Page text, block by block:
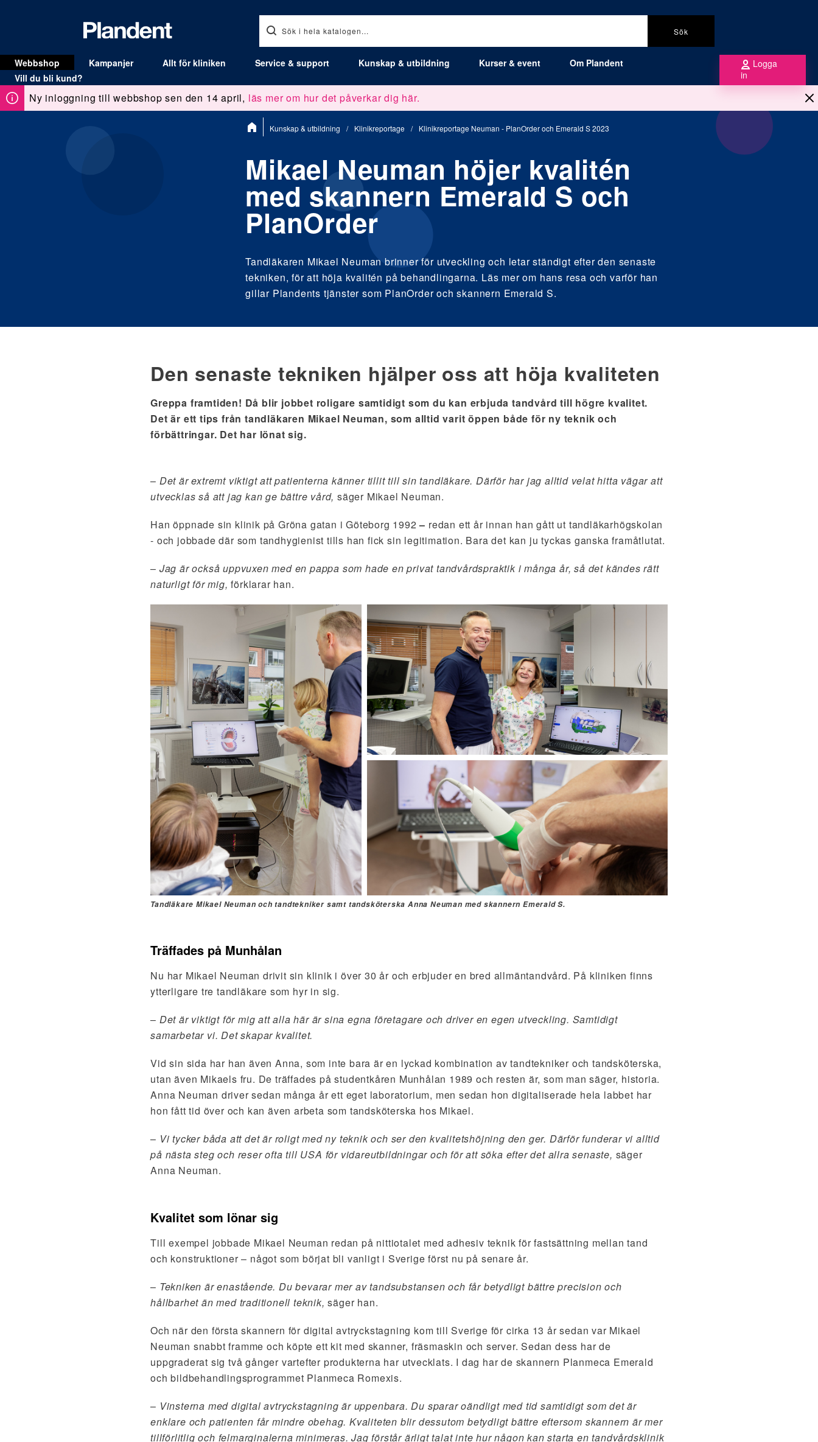
Sök
Webbshop Kampanjer Allt för kliniken Service & support Kunskap & utbildning Kurser & event
Om Plandent
Vill du bli kund?
Logga
in
Ny inloggning till webbshop sen den 14 april, läs mer om hur det påverkar dig här.
Du
är Kunskap & utbildning / Klinikreportage / Klinikreportage Neuman - PlanOrder och Emerald S 2023
Mikael Neuman höjer kvalitén
med skannern Emerald S och
PlanOrder
Tandläkaren Mikael Neuman brinner för utveckling och letar ständigt efter den senaste
tekniken, för att höja kvalitén på behandlingarna. Läs mer om hans resa och varför han
gillar Plandents tjänster som PlanOrder och skannern Emerald S.
Den senaste tekniken hjälper oss att höja kvaliteten
Greppa framtiden! Då blir jobbet roligare samtidigt som du kan erbjuda tandvård till högre kvalitet.
Det är ett tips från tandläkaren Mikael Neuman, som alltid varit öppen både för ny teknik och
förbättringar. Det har lönat sig.
– Det är extremt viktigt att patienterna känner tillit till sin tandläkare. Därför har jag alltid velat hitta vägar att
utvecklas så att jag kan ge bättre vård, säger Mikael Neuman.
Han öppnade sin klinik på Gröna gatan i Göteborg 1992– redan ett år innan han gått ut tandläkarhögskolan
- och jobbade där som tandhygienist tills han fick sin legitimation. Bara det kan ju tyckas ganska framåtlutat.
– Jag är också uppvuxen med en pappa som hade en privat tandvårdspraktik i många år, så det kändes rätt
naturligt för mig, förklarar han.
Tandläkare Mikael Neuman och tandtekniker samt tandsköterska Anna Neuman med skannern Emerald S.
Träffades på Munhålan
Nu har Mikael Neuman drivit sin klinik i över 30 år och erbjuder en bred allmäntandvård. På kliniken finns
ytterligare tre tandläkare som hyr in sig.
– Det är viktigt för mig att alla här är sina egna företagare och driver en egen utveckling. Samtidigt
samarbetar vi. Det skapar kvalitet.
Vid sin sida har han även Anna, som inte bara är en lyckad kombination av tandtekniker och tandsköterska,
utan även Mikaels fru. De träffades på studentkåren Munhålan 1989 och resten är, som man säger, historia.
Anna Neuman driver sedan många år ett eget laboratorium, men sedan hon digitaliserade hela labbet har
hon fått tid över och kan även arbeta som tandsköterska hos Mikael.
– Vi tycker båda att det är roligt med ny teknik och ser den kvalitetshöjning den ger. Därför funderar vi alltid
på nästa steg och reser ofta till USA för vidareutbildningar och för att söka efter det allra senaste, säger
Anna Neuman.
Kvalitet som lönar sig
Till exempel jobbade Mikael Neuman redan på nittiotalet med adhesiv teknik för fastsättning mellan tand
och konstruktioner – något som börjat bli vanligt i Sverige först nu på senare år.
– Tekniken är enastående. Du bevarar mer av tandsubstansen och får betydligt bättre precision och
hållbarhet än med traditionell teknik, säger han.
Och när den första skannern för digital avtryckstagning kom till Sverige för cirka 13 år sedan var Mikael
Neuman snabbt framme och köpte ett kit med skanner, fräsmaskin och server. Sedan dess har de
uppgraderat sig två gånger vartefter produkterna har utvecklats. I dag har de skannern Planmeca Emerald
och bildbehandlingsprogrammet Planmeca Romexis.
– Vinsterna med digital avtryckstagning är uppenbara. Du sparar oändligt med tid samtidigt som det är
enklare och patienten får mindre obehag. Kvaliteten blir dessutom betydligt bättre eftersom skannern är mer
tillförlitlig och felmarginalerna minimeras. Jag förstår ärligt talat inte hur någon kan starta en tandvårdsklinik